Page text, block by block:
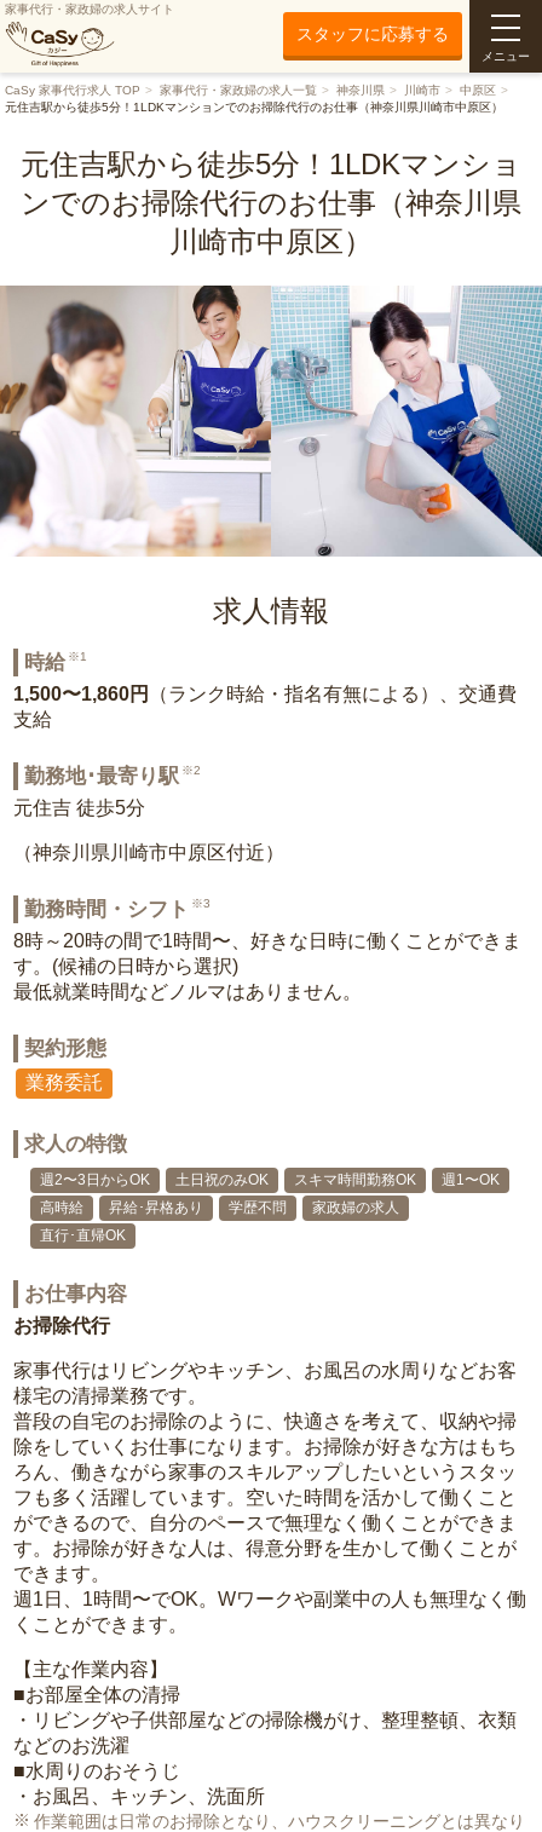
家事代行・家政婦の求人サイト
スタッフに応募する
メニュー
CaSy 家事代行求人 TOP 家事代行・家政婦の求人一覧 神奈川県 川崎市
中原区
元住吉駅から徒歩5分！1LDKマンションでのお掃除代行のお仕事（神奈川県川崎市中原区）
元住吉駅から徒歩5分！1LDKマンショ
ンでのお掃除代行のお仕事（神奈川県
川崎市中原区）
求人情報
時給 ※1
1,500〜1,860円
（ランク時給・指名有無による）、交通費
支給
勤務地･最寄り駅 ※2
元住吉 徒歩5分
（神奈川県川崎市中原区付近）
勤務時間・シフト ※3
8時～20時の間で1時間〜、好きな日時に働くことができま
す。(候補の日時から選択)
最低就業時間などノルマはありません。
契約形態
業務委託
求人の特徴
週2〜3日からOK 土日祝のみOK スキマ時間勤務OK
週1〜OK
高時給
昇給･昇格あり 学歴不問
家政婦の求人
直行･直帰OK
お仕事内容
お掃除代行
家事代行はリビングやキッチン、お風呂の水周りなどお客
様宅の清掃業務です。
普段の自宅のお掃除のように、快適さを考えて、収納や掃
除をしていくお仕事になります。お掃除が好きな方はもち
ろん、働きながら家事のスキルアップしたいというスタッ
フも多く活躍しています。空いた時間を活かして働くこと
ができるので、自分のペースで無理なく働くことができま
す。お掃除が好きな人は、得意分野を生かして働くことが
できます。
週1日、1時間〜でOK。Wワークや副業中の人も無理なく働
くことができます。
【主な作業内容】
■お部屋全体の清掃
・リビングや子供部屋などの掃除機がけ、整理整頓、衣類
などのお洗濯
■水周りのおそうじ
・お風呂、キッチン、洗面所
作業範囲は日常のお掃除となり、ハウスクリーニングとは異なり